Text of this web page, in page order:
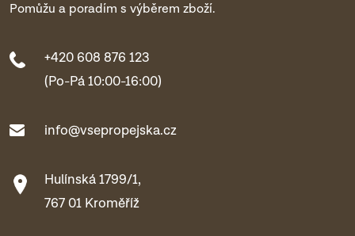
Pomůžu a poradím s výběrem zboží.
+420 608 876 123
(Po-Pá 10:00-16:00)
info@vsepropejska.cz
Hulínská 1799/1,
767 01 Kroměříž